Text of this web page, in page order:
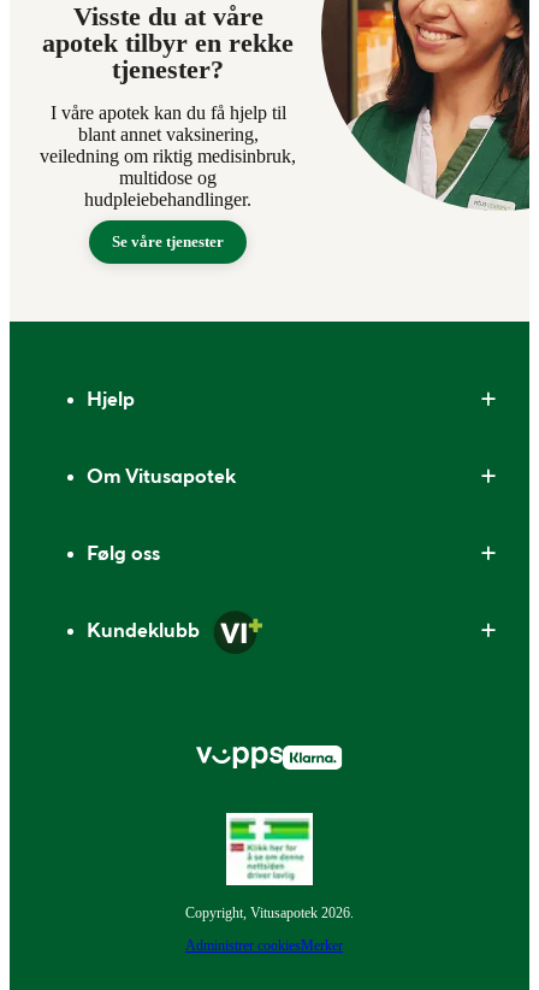
Visste du at våre
apotek tilbyr en rekke
tjenester?
I våre apotek kan du få hjelp til
blant annet vaksinering,
veiledning om riktig medisinbruk,
multidose og
hudpleiebehandlinger.
Se våre tjenester
Hjelp
Om Vitusapotek
Følg oss
Kundeklubb
Copyright, Vitusapotek 2026.
Administrer cookiesMerker